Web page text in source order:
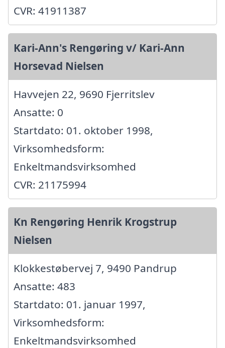
CVR: 41911387
Kari-Ann's Rengøring v/ Kari-Ann
Horsevad Nielsen
Havvejen 22, 9690 Fjerritslev
Ansatte: 0
Startdato: 01. oktober 1998,
Virksomhedsform:
Enkeltmandsvirksomhed
CVR: 21175994
Kn Rengøring Henrik Krogstrup
Nielsen
Klokkestøbervej 7, 9490 Pandrup
Ansatte: 483
Startdato: 01. januar 1997,
Virksomhedsform:
Enkeltmandsvirksomhed